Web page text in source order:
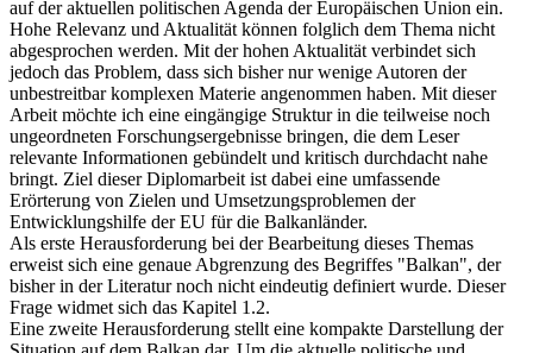
auf der aktuellen politischen Agenda der Europäischen Union ein.
Hohe Relevanz und Aktualität können folglich dem Thema nicht
abgesprochen werden. Mit der hohen Aktualität verbindet sich
jedoch das Problem, dass sich bisher nur wenige Autoren der
unbestreitbar komplexen Materie angenommen haben. Mit dieser
Arbeit möchte ich eine eingängige Struktur in die teilweise noch
ungeordneten Forschungsergebnisse bringen, die dem Leser
relevante Informationen gebündelt und kritisch durchdacht nahe
bringt. Ziel dieser Diplomarbeit ist dabei eine umfassende
Erörterung von Zielen und Umsetzungsproblemen der
Entwicklungshilfe der EU für die Balkanländer.
Als erste Herausforderung bei der Bearbeitung dieses Themas
erweist sich eine genaue Abgrenzung des Begriffes "Balkan", der
bisher in der Literatur noch nicht eindeutig definiert wurde. Dieser
Frage widmet sich das Kapitel 1.2.
Eine zweite Herausforderung stellt eine kompakte Darstellung der